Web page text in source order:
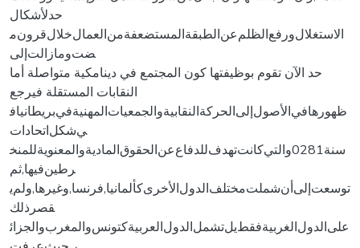
حد‌لأشكال‌
الاستغلال‌و‌رفع‌الظلم‌عن‌الطبقة‌المستضعفة‌من‌العمال‌خلال‌قرون‌م
ضت‌و‌مازالت‌إلى‌
حد ‌الآن ‌تقوم ‌بوظيفتها ‌كون ‌المجتمع ‌في ‌دينامكية ‌متواصلة ‌أما
‌النقابات ‌المستقلة ‌فيرجع‌
ظهورها‌في‌الأصول‌إلى‌الحركة‌النقابية‌و‌الجمعيات‌المهنية‌في‌بريطانيا‌ف
ي‌شكل‌اتحادات‌
سنة‌‌0281و‌التي‌كانت‌تهدف‌للدفاع‌عن‌الحقوق‌المادية‌و‌المعنوية‌للمنخ
رطين‌فيها‌,ثم‌
توسعت‌إلى‌أن‌شملت‌مختلف‌الدول‌الأخرى‌كألمانيا‌,‌فرنسا‌‌,و‌غيرها‌‌,و‌لم‌ي
قصر‌ذلك‌
على‌الدول‌الغربية‌فقط‌يل‌تشمل‌الدول‌العربية‌كتونس‌و‌المغرب‌و‌الجزائ